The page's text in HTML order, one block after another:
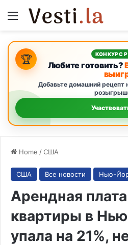
Menu
🏆 КОНКУРС
Любите готовить?
Добавьте домашний рецепт
Home /США
США Все новости Нью-
Арендная
квартиры в
упала на 21%,